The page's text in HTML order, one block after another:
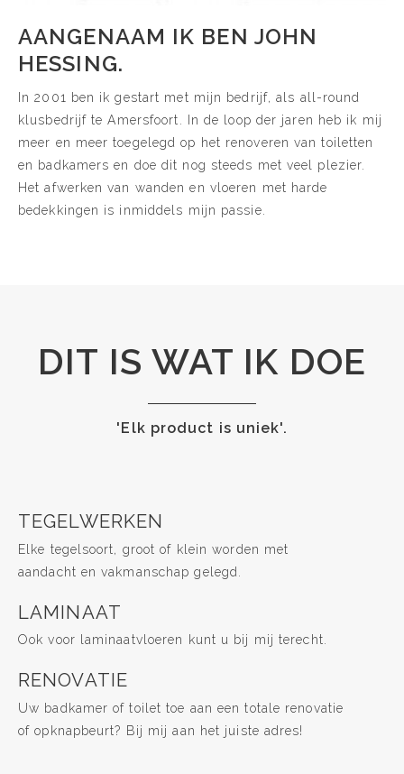
AANGENAAM IK BEN JOHN
HESSING.
In 2001 ben ik gestart met mijn bedrijf, als all-round
klusbedrijf te Amersfoort. In de loop der jaren heb ik mij
meer en meer toegelegd op het renoveren van toiletten
en badkamers en doe dit nog steeds met veel plezier.
Het afwerken van wanden en vloeren met harde
bedekkingen is inmiddels mijn passie.
DIT IS WAT IK DOE
'Elk product is uniek'.
TEGELWERKEN
Elke tegelsoort, groot of klein worden met
aandacht en vakmanschap gelegd.
LAMINAAT
Ook voor laminaatvloeren kunt u bij mij terecht.
RENOVATIE
Uw badkamer of toilet toe aan een totale renovatie
of opknapbeurt? Bij mij aan het juiste adres!